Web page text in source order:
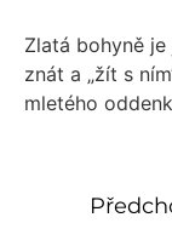
Zlatá bohyně
znát a „žít s
mletého